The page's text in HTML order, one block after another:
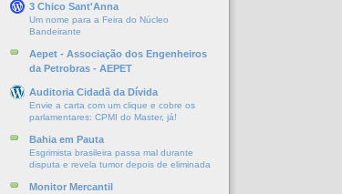
3 Chico Sant'Anna
Um nome para a Feira do Núcleo
Bandeirante
Aepet - Associação dos Engenheiros
da Petrobras - AEPET
Auditoria Cidadã da Dívida
Envie a carta com um clique e cobre os
parlamentares: CPMI do Master, já!
Bahia em Pauta
Esgrimista brasileira passa mal durante
disputa e revela tumor depois de eliminada
Monitor Mercantil